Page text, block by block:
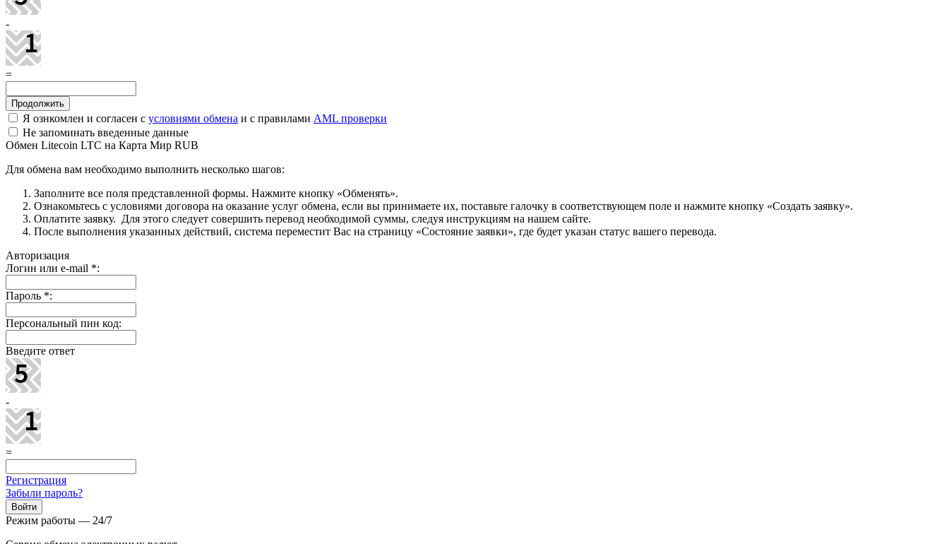
-
=
Я ознкомлен и согласен с условиями обмена и с правилами AML проверки
Не запоминать введенные данные
Обмен Litecoin LTC на Карта Мир RUB
Для обмена вам необходимо выполнить несколько шагов:
Заполните все поля представленной формы. Нажмите кнопку «Обменять».
Ознакомьтесь с условиями договора на оказание услуг обмена, если вы принимаете их, поставьте галочку в соответствующем поле и нажмите кнопку «Создать заявку».
Оплатите заявку. Для этого следует совершить перевод необходимой суммы, следуя инструкциям на нашем сайте.
После выполнения указанных действий, система переместит Вас на страницу «Состояние заявки», где будет указан статус вашего перевода.
Авторизация
Логин или e-mail *:
Пароль *:
Персональный пин код:
Введите ответ
-
=
Регистрация
Забыли пароль?
Режим работы — 24/7